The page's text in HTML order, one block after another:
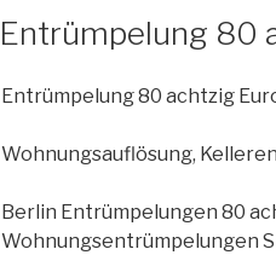
AM
Entrümpelung 80
Entrümpelung 80 achtzig
Wohnungsauflösung,
Berlin Entrümpelungen 80
Wohnungsentrümpelungen